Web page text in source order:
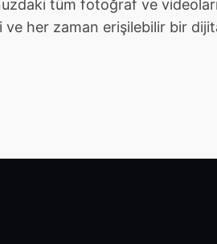
tüm fotoğraf ve
her zaman erişilebilir bir